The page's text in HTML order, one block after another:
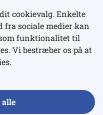
cookievalg. Enkelte
sociale medier kan
funktionalitet til
Vi bestræber os på at
alle